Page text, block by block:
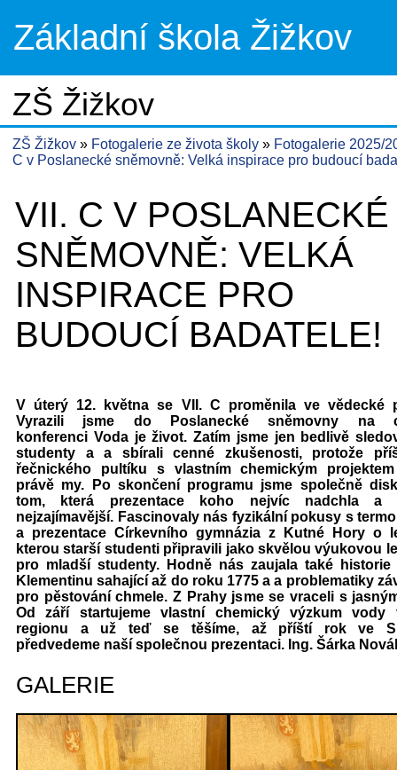
Základní škola Žižkov
ZŠ Žižkov
ZŠ Žižkov Fotogalerie ze života školy
Fotogalerie 2025/
C v Poslanecké sněmovně: Velká inspirace pro budoucí
VII. C V POSLANECKÉ
SNĚMOVNĚ: VELKÁ
INSPIRACE PRO
BUDOUCÍ BADATELE!
V úterý 12. května se VII . C proměnila ve vědecké
Vyrazili jsme do Poslanecké sněmovny na
konferenci Voda je život. Zatím jsme jen bedlivě
studenty a a sbírali cenné zkušenosti, protože
řečnického pultíku s vlastním chemickým
právě my. Po skončení programu jsme společně
tom, která prezentace koho nejvíc nadchla a
nejzajímavější. Fascinovaly nás fyzikální pokusy s
a prezentace Církevního gymnázia z Kutné Hory o
kterou starší studenti připravili jako skvělou výukovou
pro mladší studenty. Hodně nás zaujala také historie
Klementinu sahající až do roku 1775 a a problematiky
pro pěstování chmele. Z Prahy jsme se vraceli s
Od září startujeme vlastní chemický výzkum vody
regionu a už teď se těšíme, až příští rok ve
předvedeme naší společnou prezentaci. Ing. Šárka
GALERIE